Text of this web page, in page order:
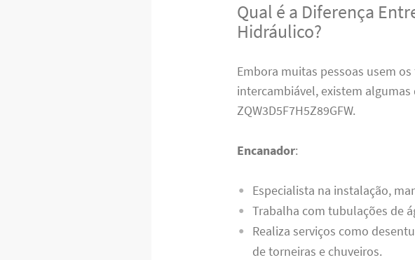
Qual é a Diferença
Hidráulico?
Embora muitas pessoas usem
intercambiável, existem
ZQW3D5F7H5Z89GFW.
Encanador:
Especialista na instalação,
Trabalha com tubulações de
Realiza serviços como
de torneiras e chuveiros.